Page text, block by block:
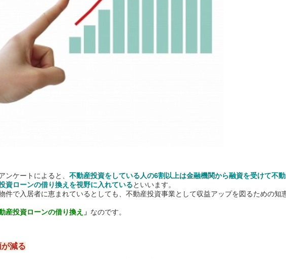
ンケートによると、 不動産投資をしている人の6割以上は金融機関から融資を受けて不
資ローンの借り換えを視野に入れているといいます。
件で入居者に恵まれているとしても、不動産投資事業として収益アップを図るための知
動産投資ローンの借り換え」 なのです。
減る